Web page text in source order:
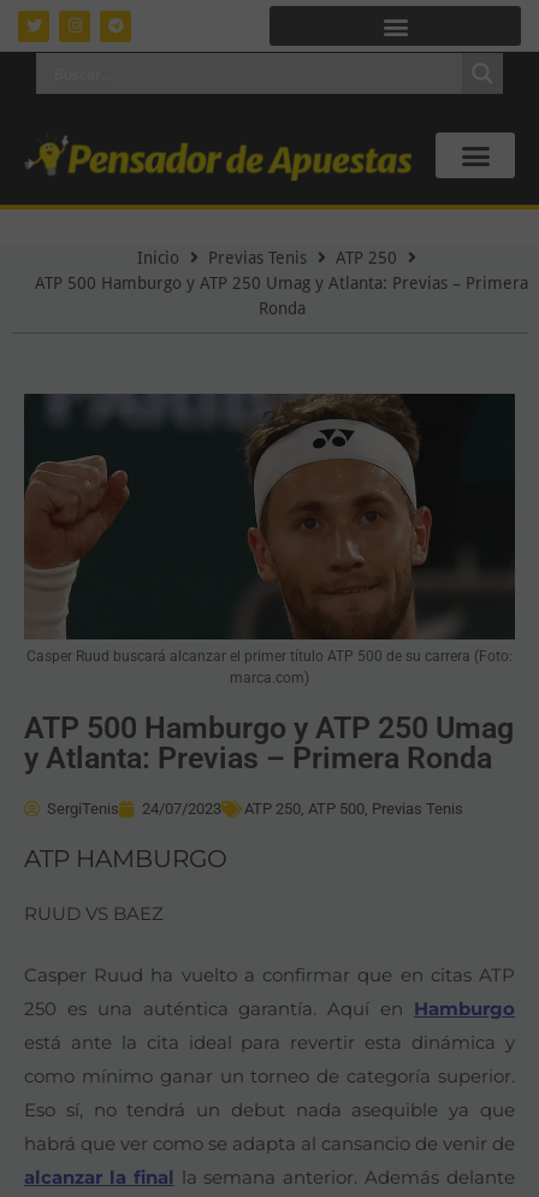
Inicio Previas Tenis
ATP 250
ATP 500 Hamburgo y ATP 250 Umag y Atlanta: Previas – Primera
Ronda
Casper Ruud buscará alcanzar el primer título ATP 500 de su carrera (Foto:
marca.com)
ATP 500 Hamburgo y ATP 250 Umag
y Atlanta: Previas – Primera Ronda
SergiTenis 24/07/2023 ATP 250, ATP 500, Previas Tenis
ATP HAMBURGO
RUUD VS BAEZ
Casper Ruud ha vuelto a confirmar que en citas ATP
250 es una auténtica garantía. Aquí en Hamburgo
está ante la cita ideal para revertir esta dinámica y
como mínimo ganar un torneo de categoría superior.
Eso sí, no tendrá un debut nada asequible ya que
habrá que ver como se adapta al cansancio de venir de
alcanzar la final la semana anterior. Además delante